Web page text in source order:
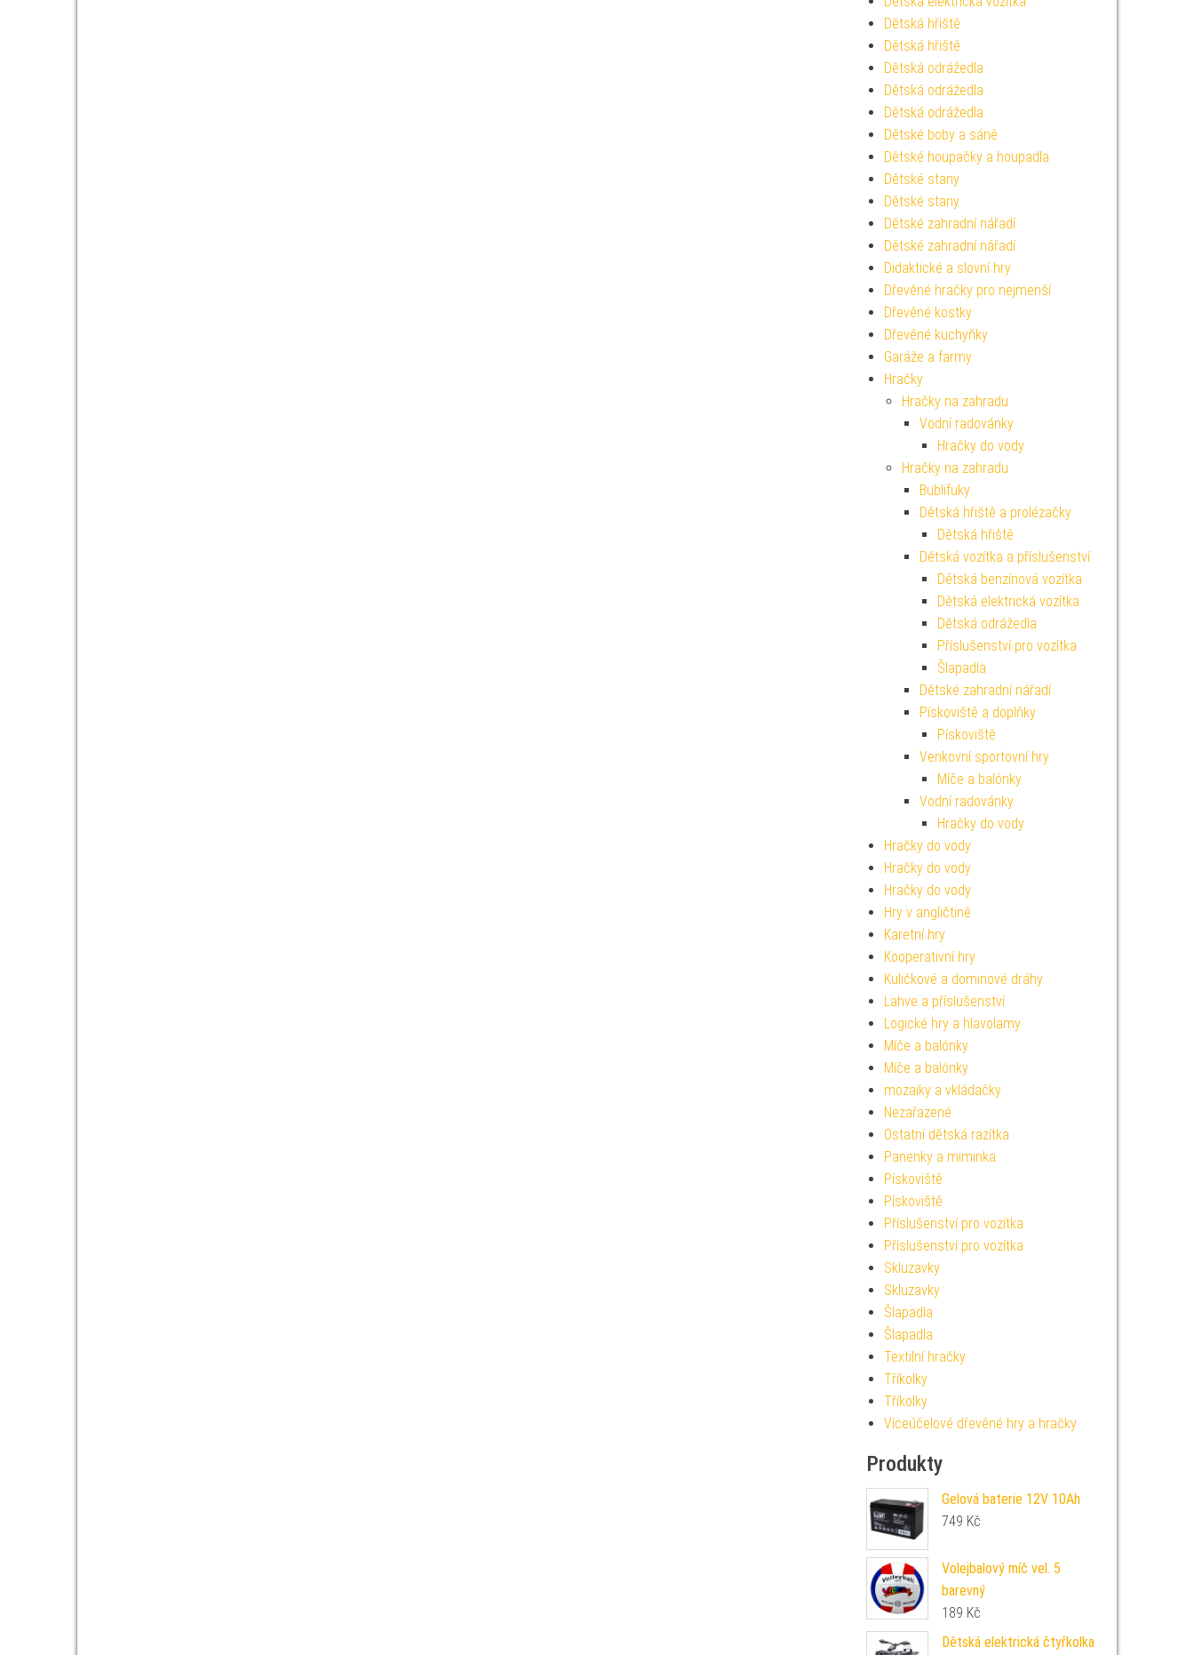
Dětská hřiště
Dětská hřiště
Dětská odrážedla
Dětská odrážedla
Dětská odrážedla
Dětské boby a sáně
Dětské houpačky a houpadla
Dětské stany
Dětské stany
Dětské zahradní nářadí
Dětské zahradní nářadí
Didaktické a slovní hry
Dřevěné hračky pro nejmenší
Dřevěné kostky
Dřevěné kuchyňky
Garáže a farmy
Hračky
Hračky na zahradu
Vodní radovánky
Hračky do vody
Hračky na zahradu
Bublifuky
Dětská hřiště a prolézačky
Dětská hřiště
Dětská vozítka a příslušenství
Dětská benzínová vozítka
Dětská elektrická vozítka
Dětská odrážedla
Příslušenství pro vozítka
Šlapadla
Dětské zahradní nářadí
Pískoviště a doplňky
Pískoviště
Venkovní sportovní hry
Míče a balónky
Vodní radovánky
Hračky do vody
Hračky do vody
Hračky do vody
Hračky do vody
Hry v angličtině
Karetní hry
Kooperativní hry
Kuličkové a dominové dráhy
Lahve a příslušenství
Logické hry a hlavolamy
Míče a balónky
Míče a balónky
mozaiky a vkládačky
Nezařazené
Ostatní dětská razítka
Panenky a miminka
Pískoviště
Pískoviště
Příslušenství pro vozítka
Příslušenství pro vozítka
Skluzavky
Skluzavky
Šlapadla
Šlapadla
Textilní hračky
Tříkolky
Tříkolky
Víceúčelové dřevěné hry a hračky
Produkty
Gelová baterie 12V 10Ah
749 Kč
Volejbalový míč vel. 5
barevný
189 Kč
Dětská elektrická čtyřkolka